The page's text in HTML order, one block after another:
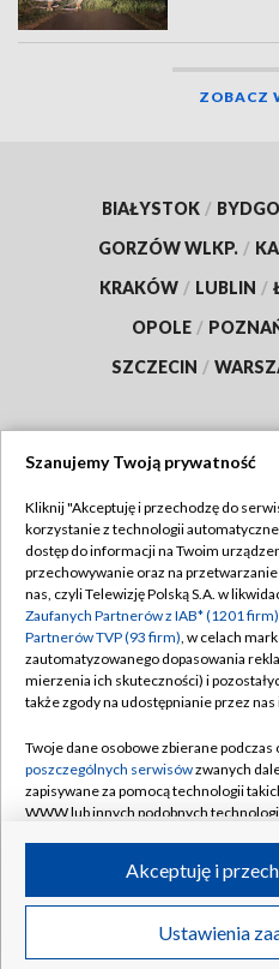
ZOBACZ
BIAŁYSTOK /
GORZÓW WLKP. /
KRAKÓW / LUBLIN /
OPOLE /
SZCZECIN /
Abonament TVP
Emisja w TVP
Centrum informacji TVP
Naziemna Telewizja
Rada Programowa
System NOS
Informacje o nadawcy
Program dla prasy
Ogłoszenie przetargowe
Polityka
Moje
©2026 Telewizja
Szanujemy Twoją prywatność
Kliknij "Akceptuję i przechodzę do
korzystanie z technologii
dostęp do informacji na Twoim
przechowywanie oraz na
nas, czyli Telewizję Polską S.A. w
Zaufanych Partnerów z IAB* (1201 firm)
Partnerów TVP (93 firm), w celach
zautomatyzowanego dopasowania
mierzenia ich skuteczności) i
także zgody na udostępnianie przez
Twoje dane osobowe zbierane
poszczególnych serwisówzwanych
zapisywane za pomocą technologii
WWW lub innych podobnych
ruchu w Internecie.
Twoje dane osobowe zbierane podczas
poszczególnych serwisówna Portalu,
Ustawienia
Akceptuję i